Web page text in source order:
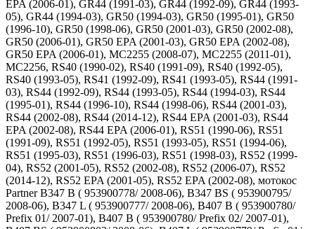
EPA (2006-01), GR44 (1991-03), GR44 (1992-09), GR44 (1993-
05), GR44 (1994-03), GR50 (1994-03), GR50 (1995-01), GR50
(1996-10), GR50 (1998-06), GR50 (2001-03), GR50 (2002-08),
GR50 (2006-01), GR50 EPA (2001-03), GR50 EPA (2002-08),
GR50 EPA (2006-01), MC2255 (2008-07), MC2255 (2011-01),
MC2256, RS40 (1990-02), RS40 (1991-09), RS40 (1992-05),
RS40 (1993-05), RS41 (1992-09), RS41 (1993-05), RS44 (1991-
03), RS44 (1992-09), RS44 (1993-05), RS44 (1994-03), RS44
(1995-01), RS44 (1996-10), RS44 (1998-06), RS44 (2001-03),
RS44 (2002-08), RS44 (2014-12), RS44 EPA (2001-03), RS44
EPA (2002-08), RS44 EPA (2006-01), RS51 (1990-06), RS51
(1991-09), RS51 (1992-05), RS51 (1993-05), RS51 (1994-06),
RS51 (1995-03), RS51 (1996-03), RS51 (1998-03), RS52 (1999-
04), RS52 (2001-05), RS52 (2002-08), RS52 (2006-07), RS52
(2014-12), RS52 EPA (2001-05), RS52 EPA (2002-08), мотокос
Partner B347 B ( 953900778/ 2008-06), B347 BS ( 953900795/
2008-06), B347 L ( 953900777/ 2008-06), B407 B ( 953900780/
Prefix 01/ 2007-01), B407 B ( 953900780/ Prefix 02/ 2007-01),